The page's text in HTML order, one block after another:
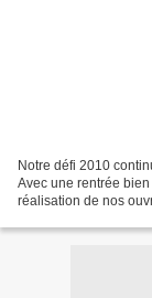
Notre défi 2010
Avec une rentrée
réalisation de nos